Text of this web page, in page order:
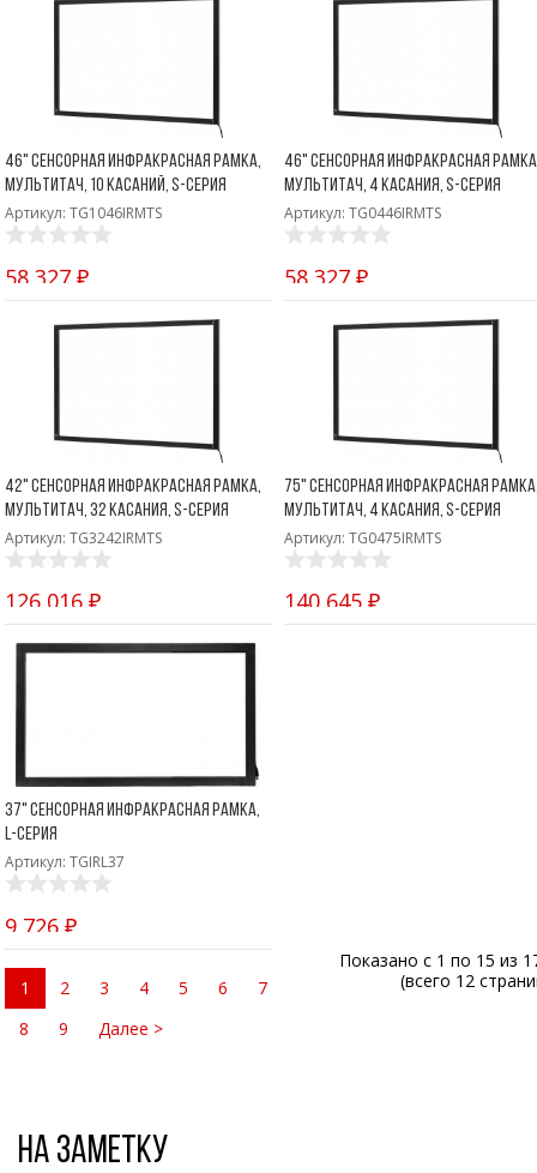
46" Сенсорная инфракрасная рамка,
мультитач, 10 касаний, S-серия
Артикул: TG1046IRMTS
58 327 ₽
46" Сенсорная инфракрасная
мультитач, 4 касания, S-серия
Артикул: TG0446IRMTS
58 327 ₽
42" Сенсорная инфракрасная рамка,
мультитач, 32 касания, S-серия
Артикул: TG3242IRMTS
126 016 ₽
75" Сенсорная инфракрасная
мультитач, 4 касания, S-серия
Артикул: TG0475IRMTS
140 645 ₽
37" Сенсорная инфракрасная рамка,
L-серия
Артикул: TGIRL37
9 726 ₽
1 2 3 4 5 6
7
8
9 Далее >
Показано с 1 по 15 из
(всего 12
На заметку